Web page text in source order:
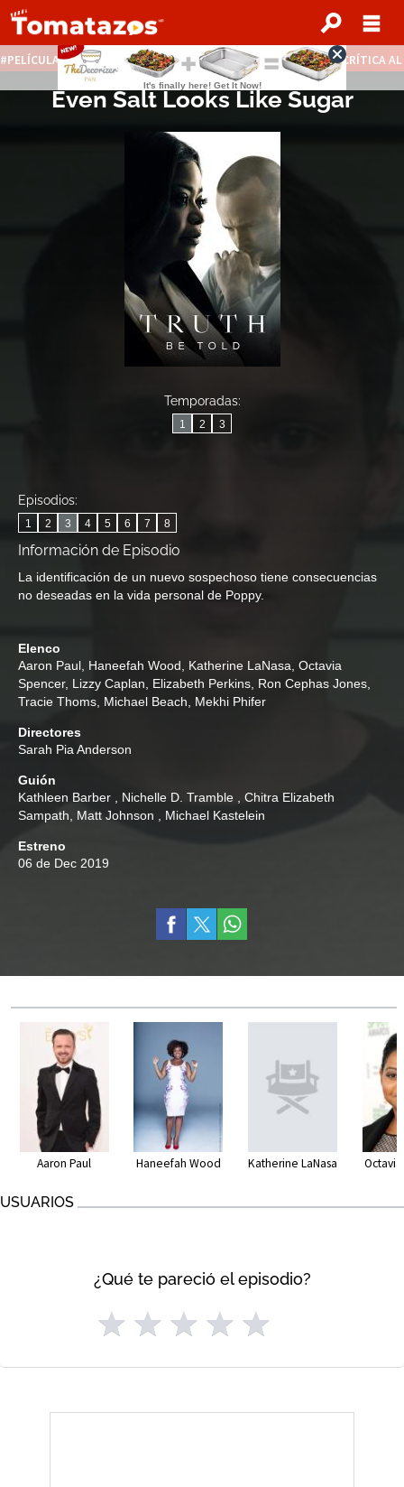
PELÍCULAS STREAMING GRATIS NOTICIAS DESTACADAS CRÍTICA
Even Salt Looks Like Sugar
Temporadas:
1 2 3
Episodios:
1 2 3 4 5 6 7 8
Información de Episodio
La identificación de un nuevo sospechoso tiene consecuencias
no deseadas en la vida personal de Poppy.
Elenco
Aaron Paul Haneefah Wood Katherine LaNasa Octavia
Spencer, Lizzy Caplan Elizabeth Perkins Ron Cephas Jones
Tracie Thoms Michael Beach Mekhi Phifer
Directores
Sarah Pia Anderson
Guión
Kathleen Barber
Nichelle D. Tramble
Chitra Elizabeth
Sampath
Matt Johnson Michael Kastelein
Estreno
06 de Dec 2019
Aaron Paul Haneefah Wood Katherine LaNasa
USUARIOS
¿Qué te pareció el episodio?